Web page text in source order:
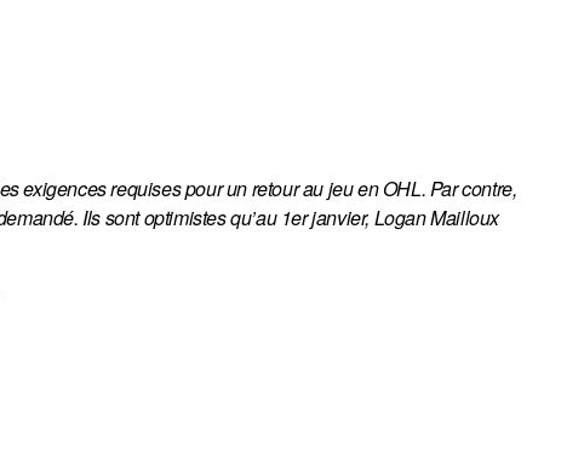
exigences requises pour un retour au jeu en OHL. Par contre,
Ils sont optimistes qu’au 1er janvier, Logan Mailloux